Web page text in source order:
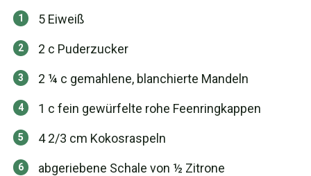
5 Eiweiß
2 c Puderzucker
2 ¼ c gemahlene, blanchierte Mandeln
1 c fein gewürfelte rohe Feenringkappen
4 2/3 cm Kokosraspeln
abgeriebene Schale von ½ Zitrone